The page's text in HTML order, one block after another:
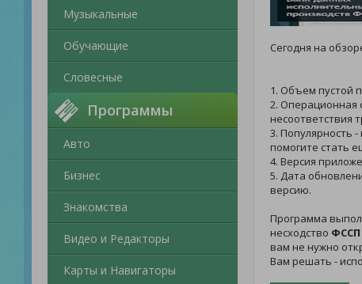
Музыкальные
Обучающие
Словесные
Программы
Авто
Бизнес
Знакомства
Видео и Редакторы
Карты и Навигаторы
Сегодня на
1. Объем пустой
2. Операционная
несоответствия
3. Популярность
помогите стать
4. Версия
5. Дата
версию.
Программа
несходство ФССП
вам не нужно
Вам решать -